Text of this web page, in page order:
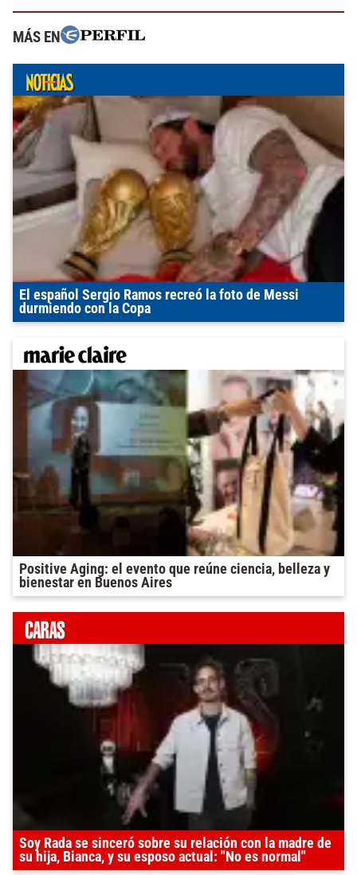
MÁS EN
El español Sergio Ramos recreó la foto de Messi
durmiendo con la Copa
Positive Aging: el evento que reúne ciencia, belleza y
bienestar en Buenos Aires
Soy Rada se sinceró sobre su relación con la madre de
su hija, Bianca, y su esposo actual: "No es normal"